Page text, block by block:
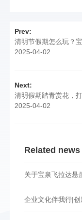
Prev:
清明节假期怎么玩？
2025-04-02
Next:
清明假期踏青赏花，
2025-04-02
Related news
关于宝泉飞拉达悬
企业文化伴我行|